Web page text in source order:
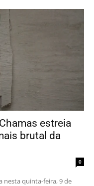
estreia
brutal da
0
nesta quinta-feira, 9 de